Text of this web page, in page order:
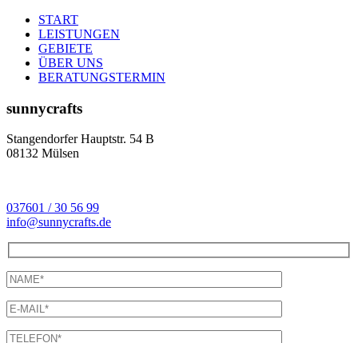
START
LEISTUNGEN
GEBIETE
ÜBER UNS
BERATUNGSTERMIN
sunnycrafts
Stangendorfer Hauptstr. 54 B
08132 Mülsen
037601 / 30 56 99
info@sunnycrafts.de